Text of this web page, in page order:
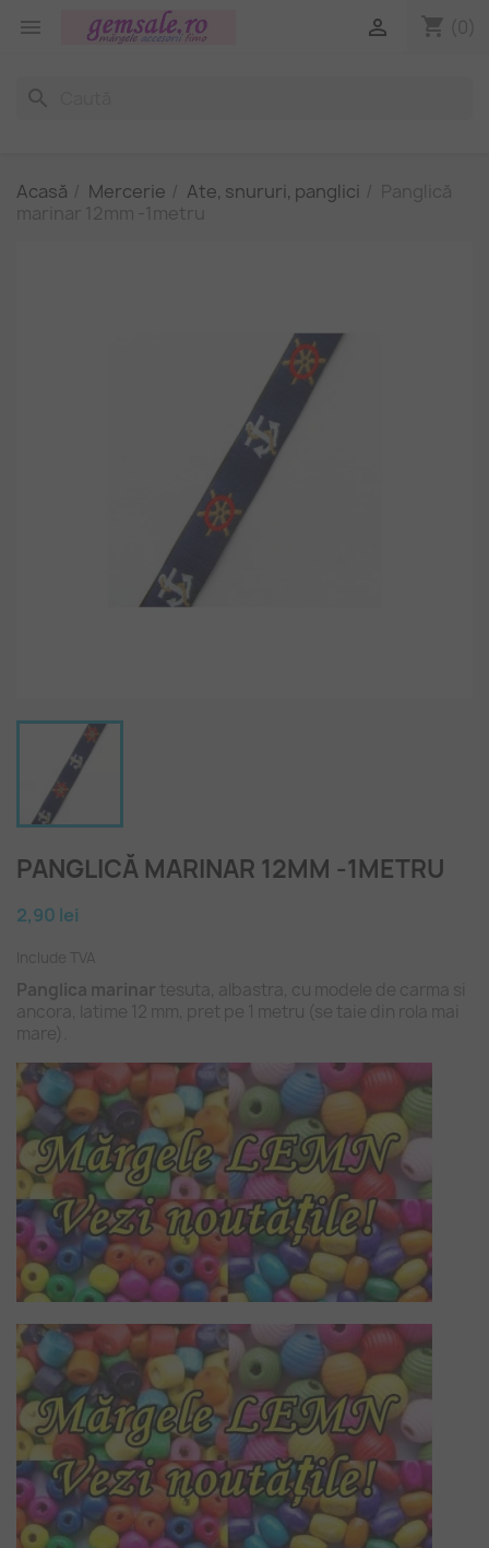
 shopping_cart (0)

search
Acasă Mercerie Ate, snururi, panglici
Panglică
marinar 12mm -1metru
PANGLICĂ MARINAR 12MM -1METRU
2,90 lei
Include TVA
Panglica marinar tesuta, albastra, cu modele de carma si
ancora, latime 12 mm, pret pe 1 metru (se taie din rola mai
mare).